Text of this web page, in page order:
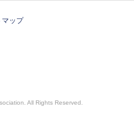
マップ
All Rights Reserved.